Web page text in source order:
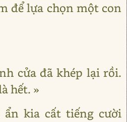
để lựa chọn một con
cửa đã khép lại rồi.
hết. »
kia cất tiếng cười